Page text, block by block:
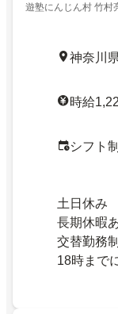
遊塾にんじん村 竹村
神奈川
時給
シフト
土日休み
長期休暇
交替勤務制
18時まで